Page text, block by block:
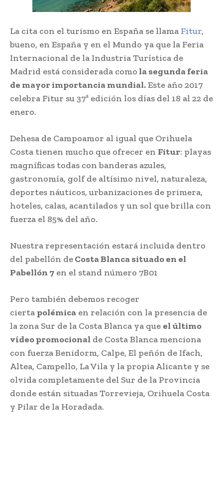
La cita con el turismo en España se llama Fitur,
bueno, en España y en el Mundo ya que la Feria
Internacional de la Industria Turística de
Madrid está considerada como la segunda feria
de mayor importancia mundial.Este año 2017
celebra Fitur su 37ª edición los días del 18 al 22 de
enero.
Dehesa de Campoamor al igual que Orihuela
Costa tienen mucho que ofrecer en Fitur: playas
magníficas todas con banderas azules,
gastronomía, golf de altísimo nivel, naturaleza,
deportes náuticos, urbanizaciones de primera,
hoteles, calas, acantilados y un sol que brilla con
fuerza el 85% del año.
Nuestra representación estará incluida dentro
del pabellón deCosta Blanca situado en el
Pabellón 7 en el stand número 7B01
Pero también debemos recoger
cierta polémica en relación con la presencia de
la zona Sur de la Costa Blanca ya que el último
vídeo promocional de Costa Blanca menciona
con fuerza Benidorm, Calpe, El peñón de Ifach,
Altea, Campello, La Vila y la propia Alicante y se
olvida completamente del Sur de la Provincia
donde están situadas Torrevieja, Orihuela Costa
y Pilar de la Horadada.